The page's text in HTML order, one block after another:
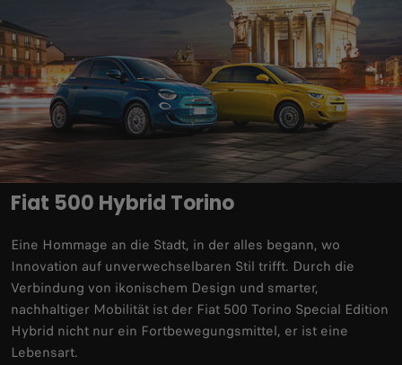
Fiat 500 Hybrid Torino
Eine Hommage an die Stadt, in der alles begann, wo
Innovation auf unverwechselbaren Stil trifft. Durch die
Verbindung von ikonischem Design und smarter,
nachhaltiger Mobilität ist der Fiat 500 Torino Special Edition
Hybrid nicht nur ein Fortbewegungsmittel, er ist eine
Lebensart.